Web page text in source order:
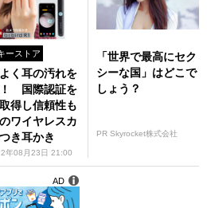
ーストア
く耳の汚れを
！ 国際認証を
得し信頼性も
ワイヤレスカ
き耳かき
年08月23日 21:00
「世界で最高にセク
シーな国」はどこで
しょう？
PR Skyrocket株式会社
AD